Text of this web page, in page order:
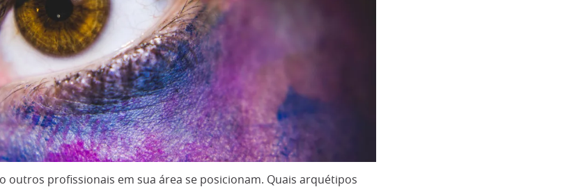
outros profissionais em sua área se posicionam. Quais arquétipos